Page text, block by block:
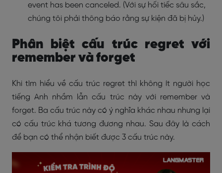
event has been canceled. (Với sự hối tiếc sâu sắc,
chúng tôi phải thông báo rằng sự kiện đã bị hủy.)
Phân biệt cấu trúc regret với
remember và forget
Khi tìm hiểu về cấu trúc regret thì không ít người học
tiếng Anh nhầm lẫn cấu trúc này với remember và
forget. Ba cấu trúc này có ý nghĩa khác nhau nhưng lại
có cấu trúc khá tương đương nhau. Sau đây là cách
để bạn có thể nhận biết được 3 cấu trúc này.